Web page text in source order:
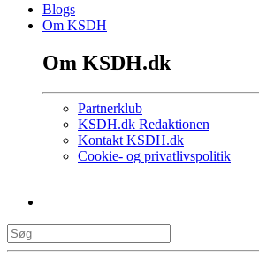
Blogs
Om KSDH
Om KSDH.dk
Partnerklub
KSDH.dk Redaktionen
Kontakt KSDH.dk
Cookie- og privatlivspolitik